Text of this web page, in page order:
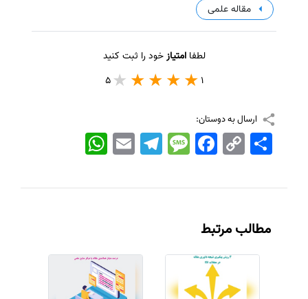
مقاله علمی
لطفاامتیازخود را ثبت کنید
1
5
ارسال به دوستان:
WhatsApp EmailTelegramMessageFacebook Copy
Link
اشتراک
مطالب مرتبط